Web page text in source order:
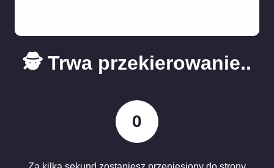
🕵️ Trwa przekierowanie..
0